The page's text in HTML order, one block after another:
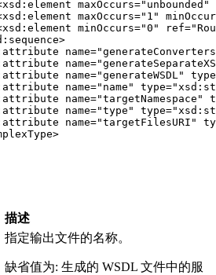
maxOccurs="1"
minOccurs="0"
name="generateWSDL"
name="name"
name="targetNamespace"
name="type"
name="targetFilesURI"
描述
指定输出文件的名称。
缺省值为: 生成的 WSDL 文件中的服